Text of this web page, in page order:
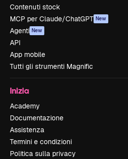
Contenuti stock
MCP per Claude/ChatGPT New
Agenti New
API
App mobile
Tutti gli strumenti Magnific
Inizia
Academy
Documentazione
Assistenza
Termini e condizioni
Politica sulla privacy